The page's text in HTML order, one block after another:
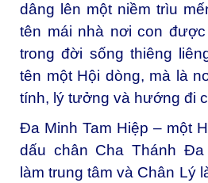
dâng lên một niềm trìu
tên mái nhà nơi con
trong đời sống thiêng
tên một Hội dòng, mà là
tính, lý tưởng và hướng đi
Đa Minh Tam Hiệp – một
dấu chân Cha Thánh Đa
làm trung tâm và Chân Lý